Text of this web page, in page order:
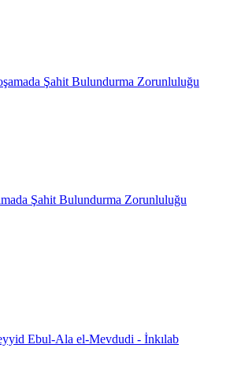
Şahit Bulundurma Zorunluluğu